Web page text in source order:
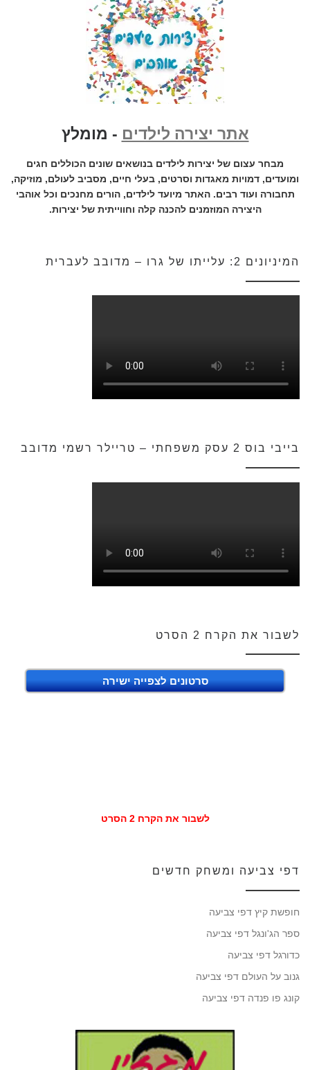
אתר יצירה לילדים - מומלץ
מבחר עצום של יצירות לילדים בנושאים שונים הכוללים חגים
ומועדים, דמויות מאגדות וסרטים, בעלי חיים, מסביב לעולם, מוזיקה,
תחבורה ועוד רבים. האתר מיועד לילדים, הורים מחנכים וכל אוהבי
היצירה המוזמנים להכנה קלה וחווייתית של יצירות.
המיניונים 2: עלייתו של גרו – מדובב לעברית
בייבי בוס 2 עסק משפחתי – טריילר רשמי מדובב
לשבור את הקרח 2 הסרט
סרטונים לצפייה ישירה
לשבור את הקרח 2 הסרט
דפי צביעה ומשחק חדשים
חופשת קיץ דפי צביעה
ספר הג'ונגל דפי צביעה
כדורגל דפי צביעה
גנוב על העולם דפי צביעה
קונג פו פנדה דפי צביעה